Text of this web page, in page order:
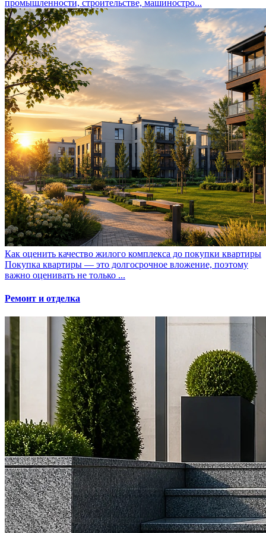
промышленности, строительстве, машиностро...
Как оценить качество жилого комплекса до покупки квартиры
Покупка квартиры — это долгосрочное вложение, поэтому
важно оценивать не только ...
Ремонт и отделка